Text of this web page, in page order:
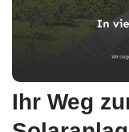
Ihr Weg